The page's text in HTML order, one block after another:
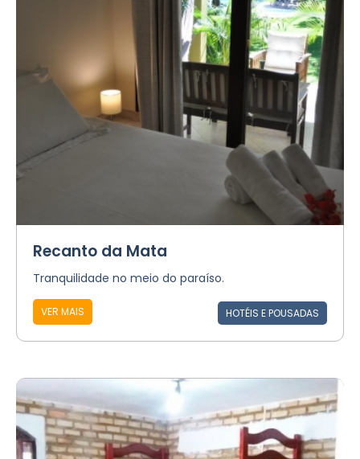
Recanto da Mata
Tranquilidade no meio do paraíso.
VER MAIS HOTÉIS E POUSADAS